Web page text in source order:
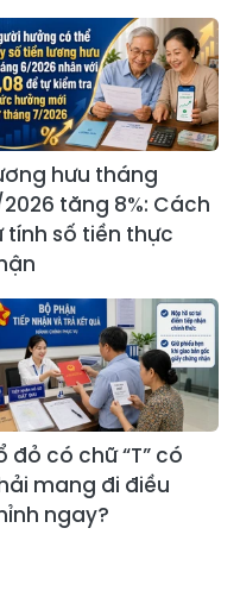
hưu tháng
tăng 8%: Cách
tính số tiền thực
đỏ có chữ “T” có
mang đi điều
ngay?